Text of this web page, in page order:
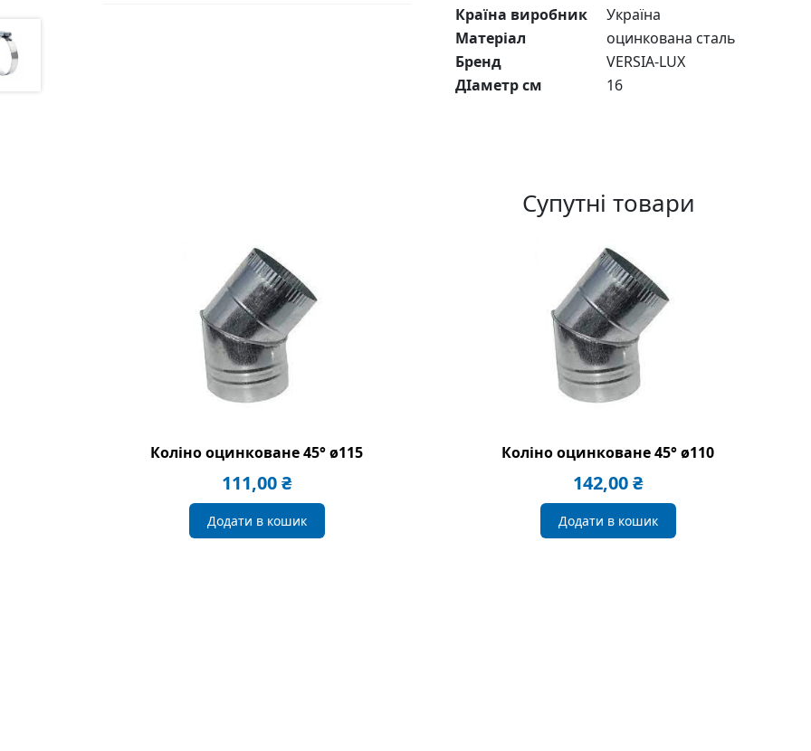
Країна виробник
Україна
Матеріал
оцинкована сталь
Бренд
VERSIA-LUX
ДІаметр см
16
Супутні товари
Коліно оцинковане 45° ø115
111,00₴
Додати в кошик
Коліно оцинковане 45° ø110
142,00₴
Додати в кошик